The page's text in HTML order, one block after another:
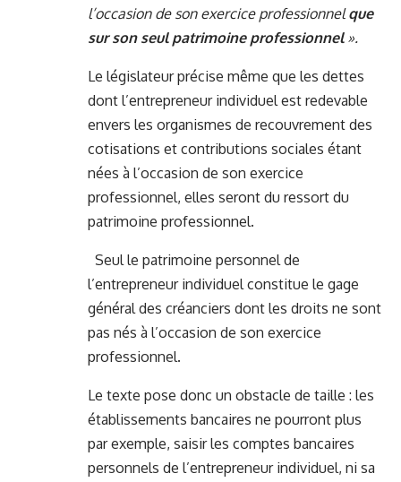
l’occasion de son exercice professionnelque
sur son seul patrimoine professionnel ».
Le législateur précise même que les dettes
dont l’entrepreneur individuel est redevable
envers les organismes de recouvrement des
cotisations et contributions sociales étant
nées à l’occasion de son exercice
professionnel, elles seront du ressort du
patrimoine professionnel.
Seul le patrimoine personnel de
l’entrepreneur individuel constitue le gage
général des créanciers dont les droits ne sont
pas nés à l’occasion de son exercice
professionnel.
Le texte pose donc un obstacle de taille : les
établissements bancaires ne pourront plus
par exemple, saisir les comptes bancaires
personnels de l’entrepreneur individuel, ni sa